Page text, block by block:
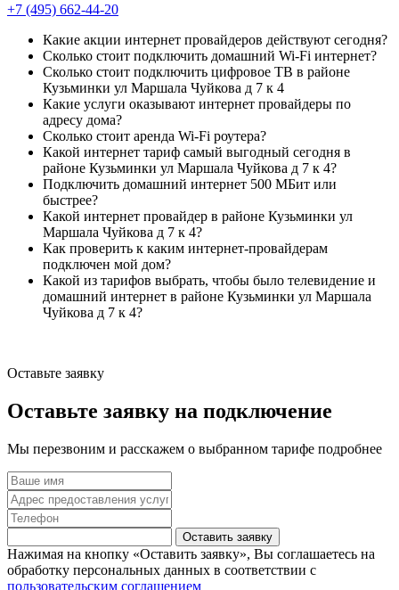
+7 (495) 662-44-20
Какие акции интернет провайдеров действуют сегодня?
Сколько стоит подключить домашний Wi-Fi интернет?
Сколько стоит подключить цифровое ТВ в районе
Кузьминки ул Маршала Чуйкова д 7 к 4
Какие услуги оказывают интернет провайдеры по
адресу дома?
Сколько стоит аренда Wi-Fi роутера?
Какой интернет тариф самый выгодный сегодня в
районе Кузьминки ул Маршала Чуйкова д 7 к 4?
Подключить домашний интернет 500 МБит или
быстрее?
Какой интернет провайдер в районе Кузьминки ул
Маршала Чуйкова д 7 к 4?
Как проверить к каким интернет-провайдерам
подключен мой дом?
Какой из тарифов выбрать, чтобы было телевидение и
домашний интернет в районе Кузьминки ул Маршала
Чуйкова д 7 к 4?
Оставьте заявку
Оставьте заявку на подключение
Мы перезвоним и расскажем о выбранном тарифе подробнее
Оставить заявку
Нажимая на кнопку «Оставить заявку», Вы соглашаетесь на
обработку персональных данных в соответствии с
пользовательским соглашением